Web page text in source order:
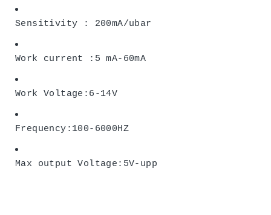
Sensitivity : 200mA/ubar
Work current :5 mA-60mA
Work Voltage:6-14V
Frequency:100-6000HZ
Max output Voltage:5V-upp